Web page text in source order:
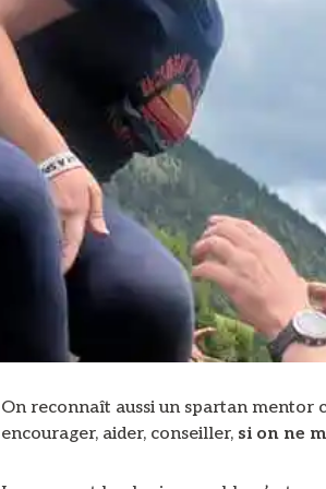
On reconnaît aussi un spartan mentor
encourager, aider, conseiller, si on ne